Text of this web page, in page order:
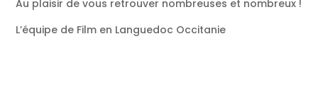
Au plaisir de vous retrouver nombreuses et nombreux !
L’équipe de Film en Languedoc Occitanie